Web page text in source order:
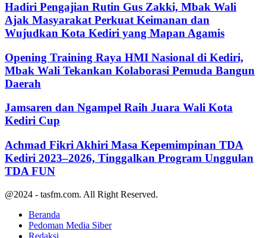
Hadiri Pengajian Rutin Gus Zakki, Mbak Wali
Ajak Masyarakat Perkuat Keimanan dan
Wujudkan Kota Kediri yang Mapan Agamis
Opening Training Raya HMI Nasional di Kediri,
Mbak Wali Tekankan Kolaborasi Pemuda Bangun
Daerah
Jamsaren dan Ngampel Raih Juara Wali Kota
Kediri Cup
Achmad Fikri Akhiri Masa Kepemimpinan TDA
Kediri 2023–2026, Tinggalkan Program Unggulan
TDA FUN
@2024 - tasfm.com. All Right Reserved.
Beranda
Pedoman Media Siber
Redaksi